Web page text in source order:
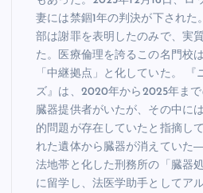
妻には禁錮1年の判決が下された
部は謝罪を表明したのみで、実
た。医療倫理を誇るこの名門校
「中継拠点」と化していた。 『
ズ』は、2020年から2025年ま
臓器提供者がいたが、その中に
的問題が存在していたと指摘し
れた遺体から臓器が消えてい
法地帯と化した刑務所の「臓器
に留学し、法医学助手としてア